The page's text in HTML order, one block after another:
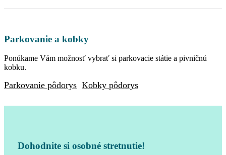
Parkovanie a kobky
Ponúkame Vám možnosť vybrať si parkovacie státie a pivničnú
kobku.
Parkovanie pôdorys Kobky pôdorys
Dohodnite si osobné stretnutie!